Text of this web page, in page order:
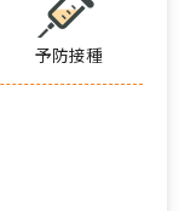
予防接種